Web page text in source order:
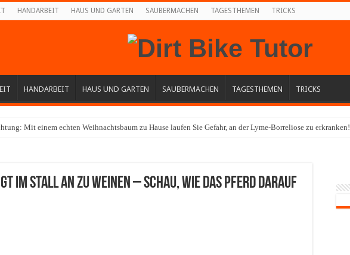
HANDARBEIT HAUS UND GARTEN SAUBERMACHEN TAGESTHEMEN TRICKS
HANDARBEIT HAUS UND GARTEN SAUBERMACHEN TAGESTHEMEN TRICKS
Mit einem echten Weihnachtsbaum zu Hause laufen Sie Gefahr, an der Lyme-Borreliose zu erkranken!
im Stall an zu weinen – schau, wie das Pferd darauf